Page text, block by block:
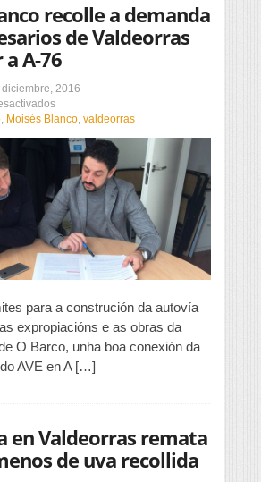
recolle a demanda
de Valdeorras
A-76
diciembre, 2016
en
Moisés
recolle
demanda
dos
empresarios
de
Valdeorras
de
axilizar
76
, Moisés Blanco, valdeorras
para a construción da autovía
expropiacións e as obras da
O Barco, unha boa conexión da
AVE en A […]
en Valdeorras remata
de uva recollida